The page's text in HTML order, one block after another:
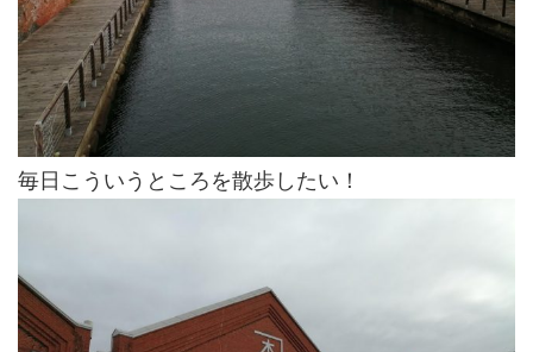
毎日こういうところを散歩したい！